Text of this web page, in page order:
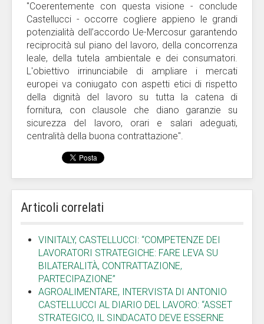
"Coerentemente con questa visione - conclude
Castellucci - occorre cogliere appieno le grandi
potenzialità dell’accordo Ue-Mercosur garantendo
reciprocità sul piano del lavoro, della concorrenza
leale, della tutela ambientale e dei consumatori.
L'obiettivo irrinunciabile di ampliare i mercati
europei va coniugato con aspetti etici di rispetto
della dignità del lavoro su tutta la catena di
fornitura, con clausole che diano garanzie su
sicurezza del lavoro, orari e salari adeguati,
centralità della buona contrattazione".
Articoli correlati
VINITALY, CASTELLUCCI: “COMPETENZE DEI
LAVORATORI STRATEGICHE: FARE LEVA SU
BILATERALITÀ, CONTRATTAZIONE,
PARTECIPAZIONE”
AGROALIMENTARE, INTERVISTA DI ANTONIO
CASTELLUCCI AL DIARIO DEL LAVORO: “ASSET
STRATEGICO, IL SINDACATO DEVE ESSERNE